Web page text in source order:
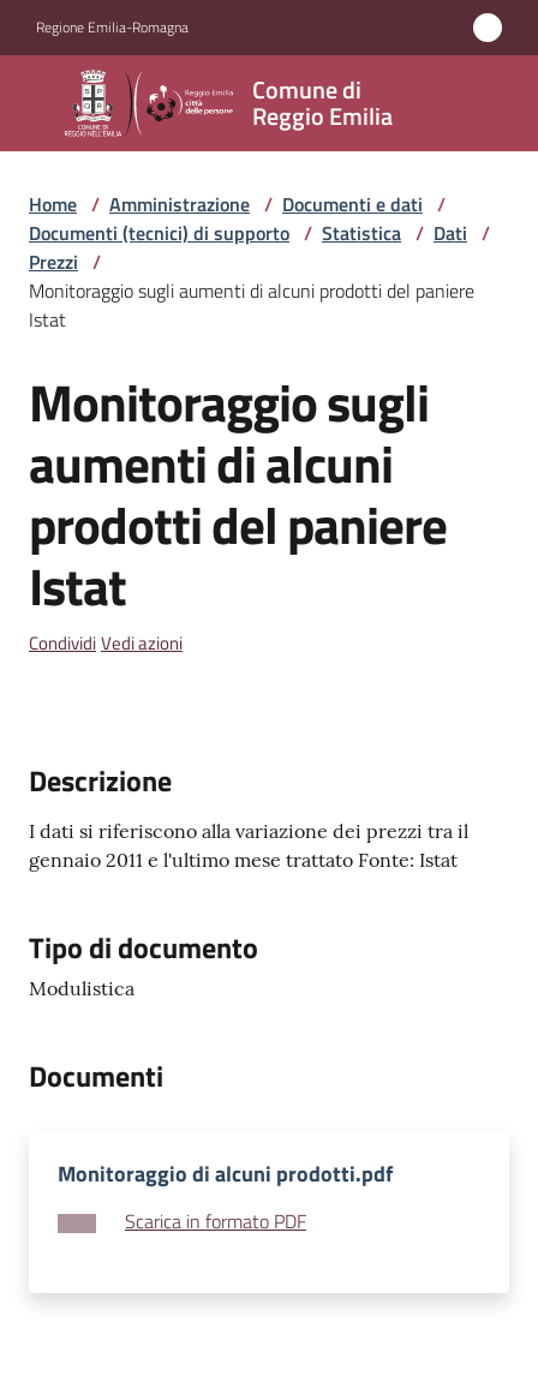
Regione Emilia-Romagna
Comune di
Reggio Emilia
Comune
di
Reggio
Emilia
Amministrazione
Menu selezionato
Novità
Vivere
Reggio
Emilia
T
u
r
s
m
o
E
v
Home / Amministrazione / Documenti e dati /
Documenti (tecnici) di supporto / Statistica / Dati /
Prezzi /
Monitoraggio sugli aumenti di alcuni prodotti del paniere
Istat
Salta al contenuto
Monitoraggio sugli
aumenti di alcuni
prodotti del paniere
Istat
CondividiVedi azioni
Descrizione
I dati si riferiscono alla variazione dei prezzi tra il
gennaio 2011 e l'ultimo mese trattato Fonte: Istat
Tipo di documento
Modulistica
Documenti
Monitoraggio di alcuni prodotti.pdf
Scarica in formato PDF